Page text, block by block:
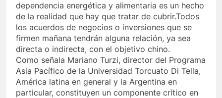
dependencia energética y alimentaria es un hecho
de la realidad que hay que tratar de cubrir.Todos
los acuerdos de negocios o inversiones que se
firmen mañana tendrán alguna relación, ya sea
directa o indirecta, con el objetivo chino.
Como señala Mariano Turzi, director del Programa
Asia Pacífico de la Universidad Torcuato Di Tella,
América latina en general y la Argentina en
particular, constituyen un componente crítico en